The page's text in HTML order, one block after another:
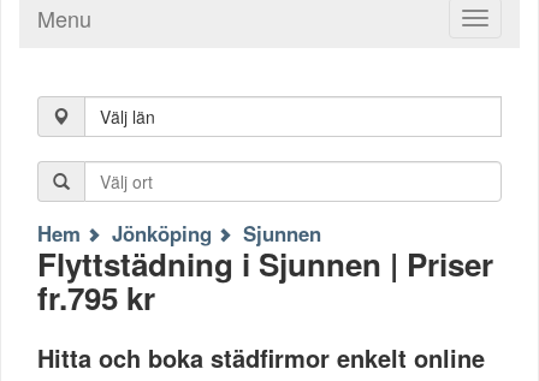
Toggle
Menu
Välj län
Hem Jönköping Sjunnen
Flyttstädning i Sjunnen | Priser
fr.795 kr
Hitta och boka städfirmor enkelt online